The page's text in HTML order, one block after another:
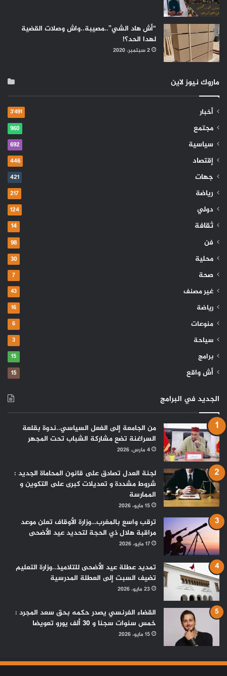
“أش هاد الشي”..مصيبة..واش وصلات القضية
لهدا الحد؟!
2 سبتمبر، 2020
ماروك نيوز لاين
أخبار 3٬491
مجتمع 960
سياسية 692
إقتصاد 446
جهات 421
رياضة 217
دولي 124
ثقافة 14
فن 98
محلية 30
صحة 7
غير مصنف 43
رياضة 16
منوعات 6
سياحة 3
برامج 15
أش واقع 15
الجديد في البرامج
من الجامعة إلى الفعل السياسي..ندوة بقلعة
السراغنة تضع مشاركة الشباب تحت المجهر
4 مارس، 2026
لجنة العدل تصادق على قانون المحاماة الجديد :
شروط مشددة و تعديلات كبرى على التكوين و
الممارسة
15 مايو، 2026
ترقب واسع بالمغرب…وزارة الأوقاف تعلن موعد
مراقبة هلال ذي الحجة لتحديد عيد الأضحى
17 مايو، 2026
تمديد عطلة عيد الأضحى للتلاميذ..وزارة التعليم
تضيف السبت إلى العطلة المدرسية
23 مايو، 2026
القضاء الفرنسي يصدر حكمه بحق سعد المجرد :
خمس سنوات سجنا و 30 ألف يورو تعويضا
15 مايو، 2026